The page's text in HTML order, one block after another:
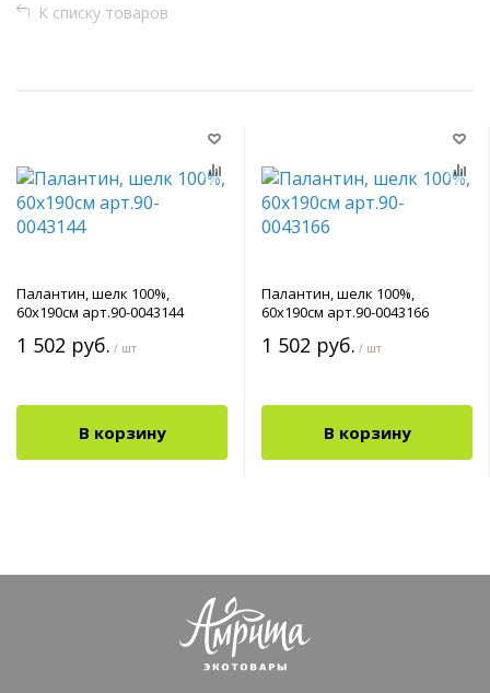
К списку товаров
Палантин, шелк 100%,
60х190см арт.90-0043144
1 502 руб. / шт
В корзину
Палантин, шелк 100%,
60х190см арт.90-0043166
1 502 руб. / шт
В корзину